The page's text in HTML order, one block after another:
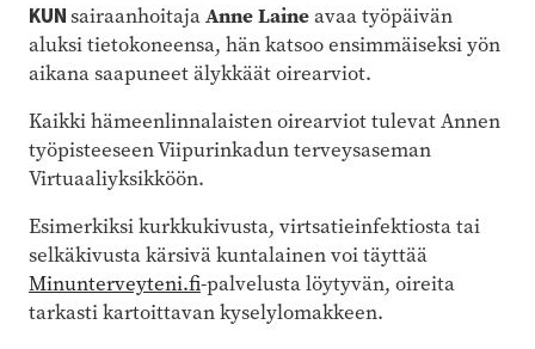
KUNsairaanhoitajaAnne Laineavaa työpäivän
aluksi tietokoneensa, hän katsoo ensimmäiseksi yön
aikana saapuneet älykkäät oirearviot.
Kaikki hämeenlinnalaisten oirearviot tulevat Annen
työpisteeseen Viipurinkadun terveysaseman
Virtuaaliyksikköön.
Esimerkiksi kurkkukivusta, virtsatie­infektiosta tai
selkäkivusta kärsivä kuntalainen voi täyttää
Minunterveyteni.fi-palvelusta löytyvän, oireita
tarkasti kartoittavan kyselylomakkeen.